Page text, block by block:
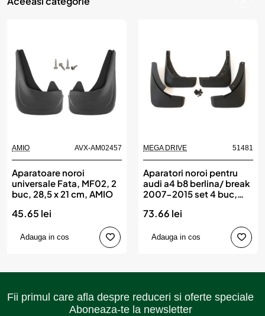
AMIO AVX-AM02457
Aparatoare noroi
universale Fata, MF02, 2
buc, 28,5 x 21 cm, AMIO
45.65 lei
Adauga in cos
MEGA DRIVE 51481
Aparatori noroi pentru
audi a4 b8 berlina/ break
2007-2015 set 4 buc,
73.66 lei
Adauga in cos
Fii primul care afla despre reduceri si oferte speciale
Aboneaza-te la newsletter